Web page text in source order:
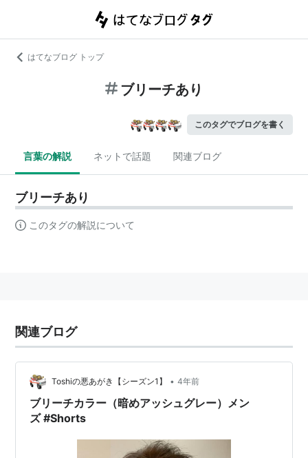
はてなブログ トップ
ブリーチあり
このタグでブログを書く
言葉の解説 ネットで話題 関連ブログ
ブリーチあり
このタグの解説について
関連ブログ
Toshiの悪あがき【シーズン1】 • 4年前
ブリーチカラー（暗めアッシュグレー）メン
ズ #Shorts